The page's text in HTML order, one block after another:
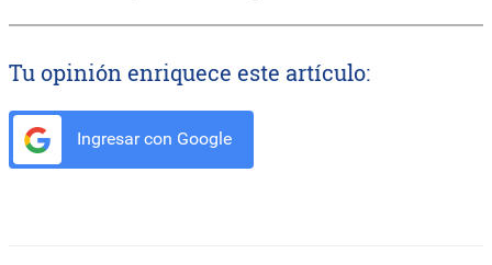
Tu opinión enriquece este artículo:
Ingresar con Google